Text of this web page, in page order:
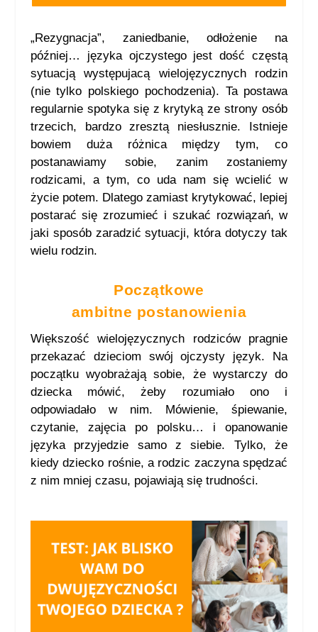
„Rezygnacja”, zaniedbanie, odłożenie na
później… języka ojczystego jest dość częstą
sytuacją występujacą wielojęzycznych rodzin
(nie tylko polskiego pochodzenia). Ta postawa
regularnie spotyka się z krytyką ze strony osób
trzecich, bardzo zresztą niesłusznie. Istnieje
bowiem duża różnica między tym, co
postanawiamy sobie, zanim zostaniemy
rodzicami, a tym, co uda nam się wcielić w
życie potem. Dlatego zamiast krytykować, lepiej
postarać się zrozumieć i szukać rozwiązań, w
jaki sposób zaradzić sytuacji, która dotyczy tak
wielu rodzin.
Początkowe
ambitne postanowienia
Większość wielojęzycznych rodziców pragnie
przekazać dzieciom swój ojczysty język. Na
początku wyobrażają sobie, że wystarczy do
dziecka mówić, żeby rozumiało ono i
odpowiadało w nim. Mówienie, śpiewanie,
czytanie, zajęcia po polsku… i opanowanie
języka przyjedzie samo z siebie. Tylko, że
kiedy dziecko rośnie, a rodzic zaczyna spędzać
z nim mniej czasu, pojawiają się trudności.